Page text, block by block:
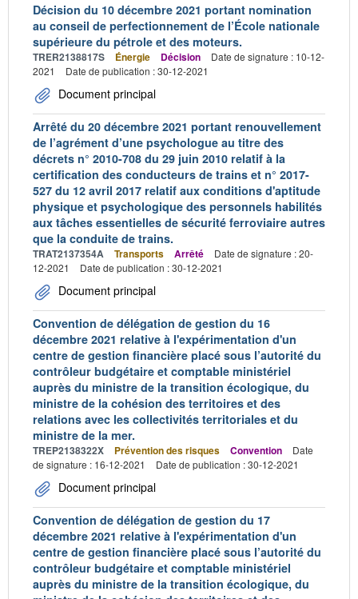
Décision du 10 décembre 2021 portant nomination
au conseil de perfectionnement de l’École nationale
supérieure du pétrole et des moteurs.
TRER2138817S Énergie Décision
Date de signature : 10-12-
2021
Date de publication : 30-12-2021
Document principal
Arrêté du 20 décembre 2021 portant renouvellement
de l’agrément d’une psychologue au titre des
décrets n° 2010-708 du 29 juin 2010 relatif à la
certification des conducteurs de trains et n° 2017-
527 du 12 avril 2017 relatif aux conditions d'aptitude
physique et psychologique des personnels habilités
aux tâches essentielles de sécurité ferroviaire autres
que la conduite de trains.
TRAT2137354A Transports Arrêté
Date de signature : 20-
12-2021
Date de publication : 30-12-2021
Document principal
Convention de délégation de gestion du 16
décembre 2021 relative à l'expérimentation d'un
centre de gestion financière placé sous l’autorité du
contrôleur budgétaire et comptable ministériel
auprès du ministre de la transition écologique, du
ministre de la cohésion des territoires et des
relations avec les collectivités territoriales et du
ministre de la mer.
TREP2138322X Prévention des risques Convention
Date
de signature : 16-12-2021
Date de publication : 30-12-2021
Document principal
Convention de délégation de gestion du 17
décembre 2021 relative à l'expérimentation d'un
centre de gestion financière placé sous l’autorité du
contrôleur budgétaire et comptable ministériel
auprès du ministre de la transition écologique, du